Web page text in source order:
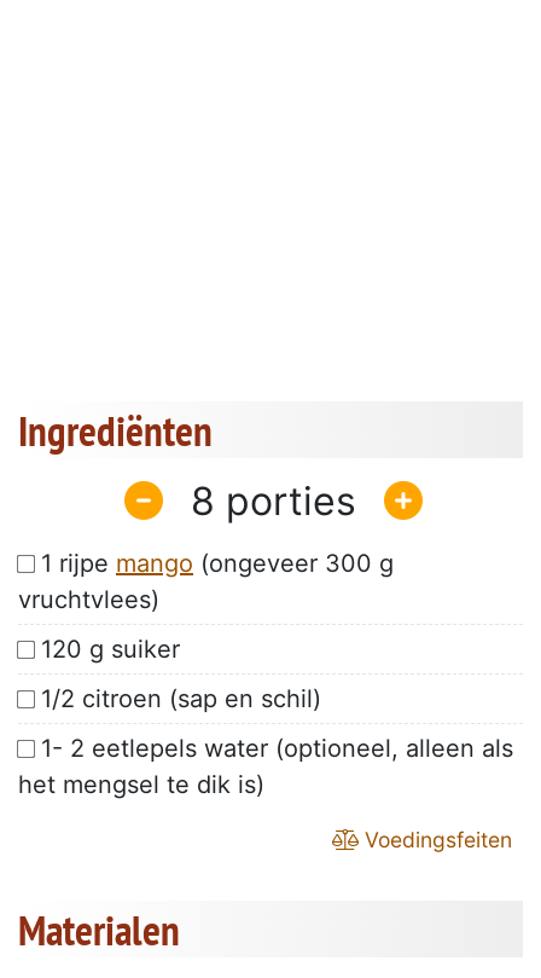
Ingrediënten
8
1 rijpe mango (ongeveer 300 g
vruchtvlees)
120 g suiker
1/2 citroen (sap en schil)
1- 2 eetlepels water (optioneel, alleen als
het mengsel te dik is)
Voedingsfeiten
Materialen